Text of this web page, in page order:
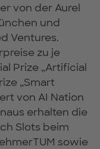
von der Aurel
und
Ventures.
zu je
Prize „Artificial
„Smart
von AI Nation
erhalten die
Slots beim
sowie